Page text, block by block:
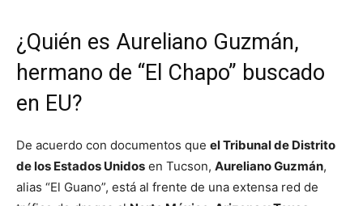
¿Quién es Aureliano Guzmán,
hermano de “El Chapo” buscado
en EU?
De acuerdo con documentos que el Tribunal de Distrito
de los Estados Unidos en Tucson, Aureliano Guzmán,
alias “El Guano”, está al frente de una extensa red de